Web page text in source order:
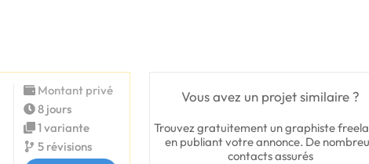
Vous avez un projet similaire ?
Trouvez gratuitement un graphiste
en publiant votre annonce. De
contacts assurés
Montant privé
8 jours
1 variante
5 révisions